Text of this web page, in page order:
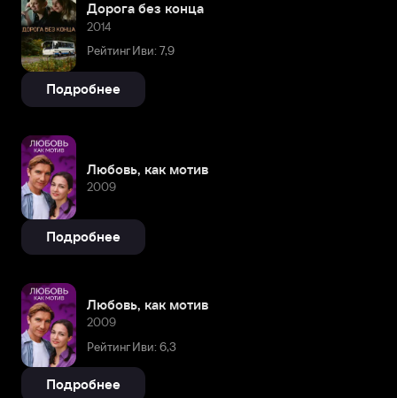
Дорога без конца
2014
Рейтинг Иви: 7,9
Подробнее
Любовь, как мотив
2009
Подробнее
Любовь, как мотив
2009
Рейтинг Иви: 6,3
Подробнее